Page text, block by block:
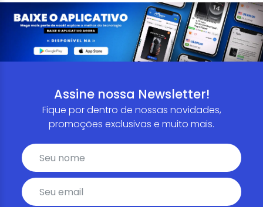
Assine nossa Newsletter!
Fique por dentro de nossas novidades,
promoções exclusivas e muito mais.